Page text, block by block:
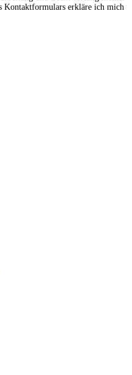
Kontaktformulars erkläre ich mich